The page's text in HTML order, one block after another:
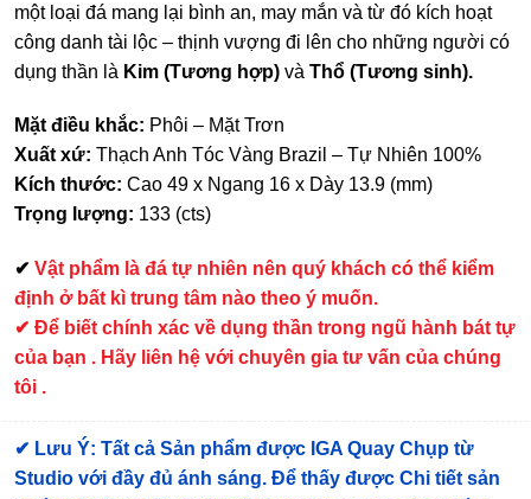
một loại đá mang lại bình an, may mắn và từ đó kích hoạt
công danh tài lộc – thịnh vượng đi lên cho những người có
dụng thần là Kim (Tương hợp) và Thổ (Tương sinh).
Mặt điều khắc: Phôi – Mặt Trơn
Xuất xứ: Thạch Anh Tóc Vàng Brazil – Tự Nhiên 100%
Kích thước: Cao 49 x Ngang 16 x Dày 13.9 (mm)
Trọng lượng: 133 (cts)
✔ Vật phẩm là đá tự nhiên nên quý khách có thể kiểm
định ở bất kì trung tâm nào theo ý muốn.
✔ Để biết chính xác về dụng thần trong ngũ hành bát tự
của bạn . Hãy liên hệ với chuyên gia tư vấn của chúng
tôi .
✔ Lưu Ý: Tất cả Sản phẩm được IGA Quay Chụp từ
Studio với đầy đủ ánh sáng. Để thấy được Chi tiết sản